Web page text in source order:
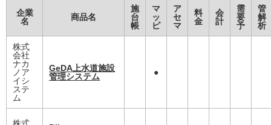
企業
名
商品名
施
台
帳
マ
ッ
ピ
ア
セ
マ
料
金
会
計
需
要
予
管
解
析
株式
会社
ナカ
ノア
イシ
ステ
ム
GeDA上水道施設
管理システム
●